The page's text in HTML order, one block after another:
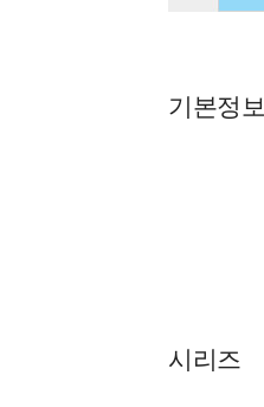
기본정보
시리즈